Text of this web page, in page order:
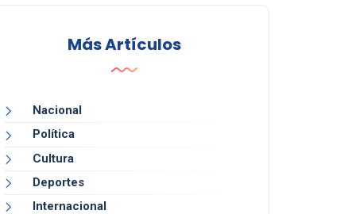
Más Artículos
Nacional
Política
Cultura
Deportes
Internacional